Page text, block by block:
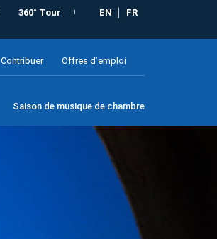
360° Tour EN FR
Contribuer Offres d’emploi
Saison de musique de chambre